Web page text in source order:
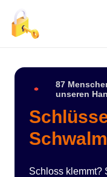
87
unseren
Schloss klemmt?